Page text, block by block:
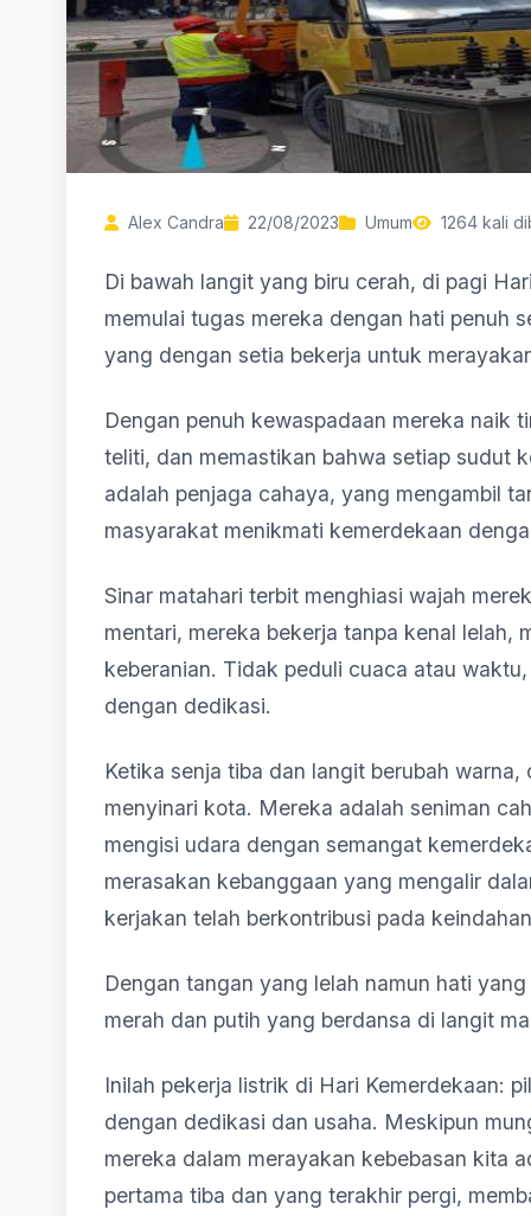
Alex Candra 22/08/2023 Umum 1264 kali
Di bawah langit yang biru cerah, di pagi
memulai tugas mereka dengan hati penuh
yang dengan setia bekerja untuk
Dengan penuh kewaspadaan mereka
teliti, dan memastikan bahwa setiap sudut
adalah penjaga cahaya, yang mengambil
masyarakat menikmati kemerdekaan
Sinar matahari terbit menghiasi wajah
mentari, mereka bekerja tanpa kenal lelah,
keberanian. Tidak peduli cuaca atau
dengan dedikasi.
Ketika senja tiba dan langit berubah
menyinari kota. Mereka adalah seniman
mengisi udara dengan semangat
merasakan kebanggaan yang mengalir
kerjakan telah berkontribusi pada
Dengan tangan yang lelah namun hati
merah dan putih yang berdansa di langit
Inilah pekerja listrik di Hari Kemerdekaan:
dengan dedikasi dan usaha. Meskipun
mereka dalam merayakan kebebasan kita
pertama tiba dan yang terakhir pergi,